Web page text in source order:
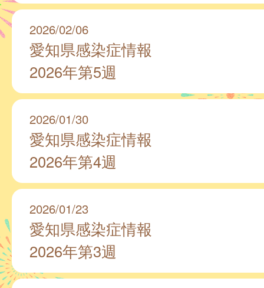
2026/02/06
愛知県感染症情報
2026年第5週
2026/01/30
愛知県感染症情報
2026年第4週
2026/01/23
愛知県感染症情報
2026年第3週